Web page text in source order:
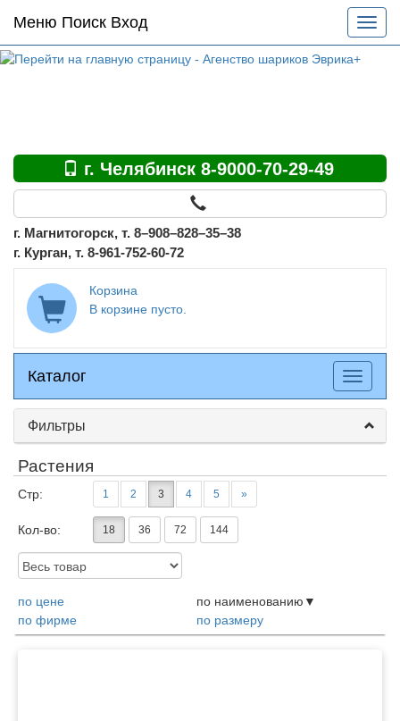
Основное
меню
по
Меню Поиск Вход
меню
г. Челябинск 8-9000-70-29-49
г. Магнитогорск, т. 8–908–828–35–38
г. Курган, т. 8-961-752-60-72
Корзина
В корзине пусто.
Каталог
Каталог
меню
Фильтры
Растения
Стр: 1 2 3 4 5 »
Кол-во: 18 36 72 144
Доступность:
по цене
по наименованию
по фирме
по размеру